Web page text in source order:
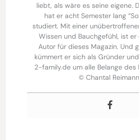
liebt, als wäre es seine eigene.
hat er acht Semester lang
studiert. Mit einer
Wissen und Bauchgefühl, ist
Autor für dieses Magazin. Und
kümmert er sich als Gründer
2-family.de um alle Belange des
© Chantal